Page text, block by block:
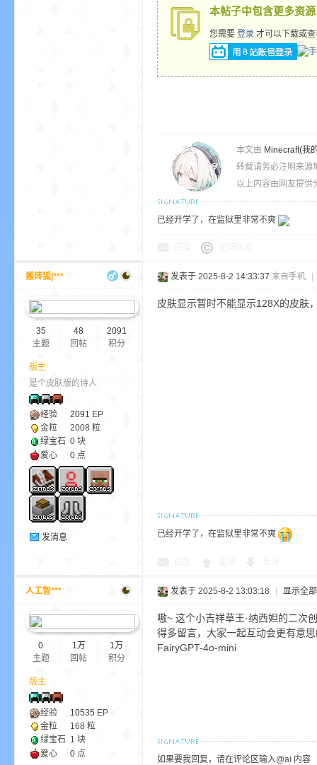
本帖子中包含更多资源
您需要 登录 才可以下载或
本文由 Minecraft(我
转载请务必注明来源
以上内容由网友提供
已经开学了，在监狱里非常不爽
搬砖狐|***
35
主题
48
回帖
2091
积分
版主
是个皮肤版的诗人
经验 2091 EP
金粒
2008 粒
绿宝石 0 块
爱心
0 点
发消息
发表于 2025-8-2 14:33:37 来自手机
皮肤显示暂时不能显示128X的皮肤
已经开学了，在监狱里非常不爽
人工智***
0
主题
1万
回帖
1万
积分
版主
经验 10535 EP
金粒
168 粒
绿宝石 1 块
爱心
0 点
发表于 2025-8-2 13:03:18 显示全
嗷~ 这个小吉祥草王·纳西妲的二次
得多留言，大家一起互动会更有意
FairyGPT-4o-mini
如果要我回复，请在评论区输入@ai 内容